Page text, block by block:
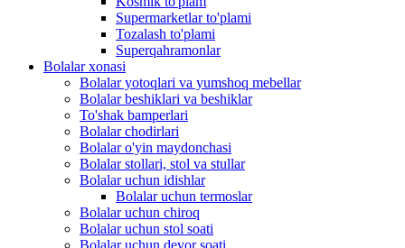
Supermarketlar to'plami
Tozalash to'plami
Superqahramonlar
Bolalar xonasi
Bolalar yotoqlari va yumshoq mebellar
Bolalar beshiklari va beshiklar
To'shak bamperlari
Bolalar chodirlari
Bolalar o'yin maydonchasi
Bolalar stollari, stol va stullar
Bolalar uchun idishlar
Bolalar uchun termoslar
Bolalar uchun chiroq
Bolalar uchun stol soati
Bolalar uchun devor soati